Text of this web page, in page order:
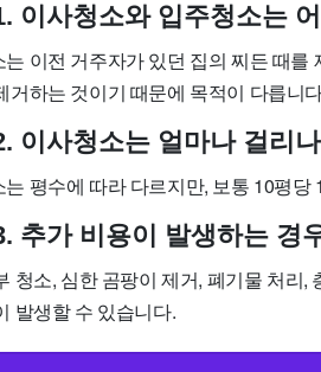
이사청소와 입주청소는
는 이전 거주자가 있던 집의 찌든 때
거하는 것이기 때문에 목적이 다릅니
이사청소는 얼마나 걸리
는 평수에 따라 다르지만, 보통 10평당
추가 비용이 발생하는 경
청소, 심한 곰팡이 제거, 폐기물 처리
발생할 수 있습니다.